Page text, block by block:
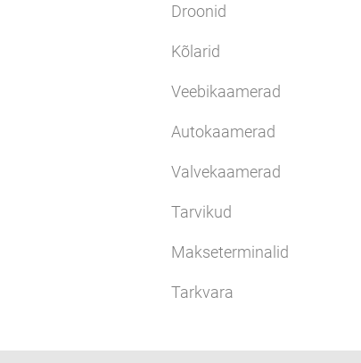
Droonid
Kõlarid
Veebikaamerad
Autokaamerad
Valvekaamerad
Tarvikud
Makseterminalid
Tarkvara